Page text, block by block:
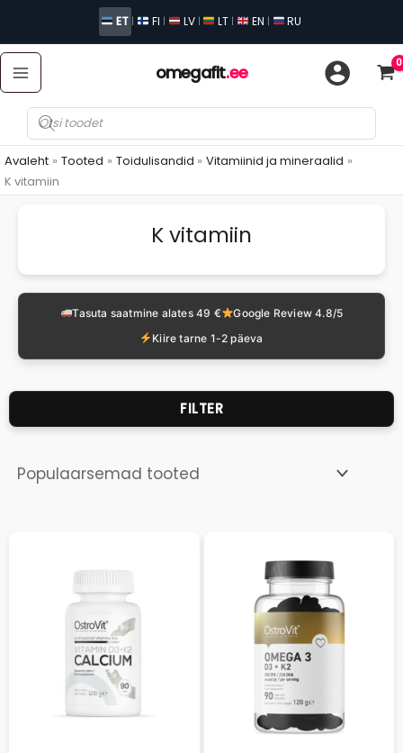
content
ET | FI | LV | LT | EN | RU
omegafit.ee
Toodete
otsing
Avaleht Tooted Toidulisandid
Vitamiinid ja mineraalid
K vitamiin
K vitamiin
Tasuta saatmine alates 49 €
Google Review 4.8/5
Kiire tarne 1-2 päeva
FILTER